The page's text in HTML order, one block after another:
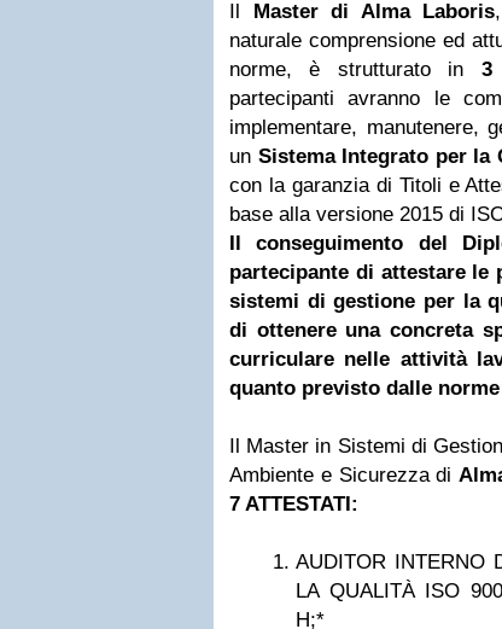
Il Master di Alma Laboris
naturale comprensione ed
norme, è strutturato in 3
partecipanti avranno le
implementare, manutenere,
un Sistema Integrato per la
con la garanzia di Titoli e
base alla versione 2015 di
Il conseguimento del
partecipante di attestare le
sistemi di gestione per la
di ottenere una concreta
curriculare nelle attività
quanto previsto dalle norme
Il Master in Sistemi di
Ambiente e Sicurezza di
7 ATTESTATI:
AUDITOR INTERNO
LA QUALITÀ ISO
H;*